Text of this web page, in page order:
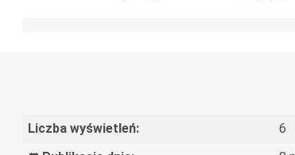
Liczba wyświetleń:
6